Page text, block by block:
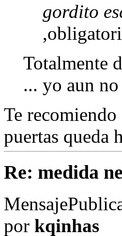
gordito
Totalmente
... yo aun
Te
puertas queda
Re: medida
Mensaje
por kqinhas